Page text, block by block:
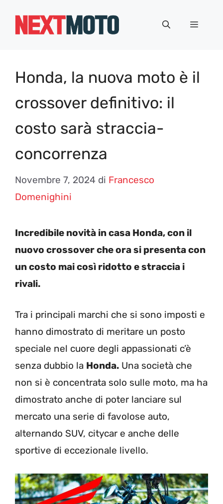
Menu
Honda, la nuova moto è il
crossover definitivo: il
costo sarà straccia-
concorrenza
Novembre 7, 2024 di Francesco
Domenighini
Incredibile novità in casa Honda, con il
nuovo crossover che ora si presenta con
un costo mai così ridotto e straccia i
rivali.
Tra i principali marchi che si sono imposti e
hanno dimostrato di meritare un posto
speciale nel cuore degli appassionati c’è
senza dubbio la Honda. Una società che
non si è concentrata solo sulle moto, ma ha
dimostrato anche di poter lanciare sul
mercato una serie di favolose auto,
alternando SUV, citycar e anche delle
sportive di eccezionale livello.